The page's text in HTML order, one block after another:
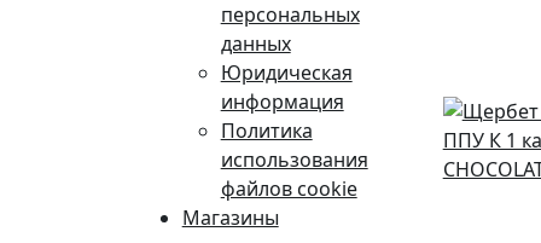
персональных
данных
Юридическая
информация
Политика
использования
файлов cookie
Магазины